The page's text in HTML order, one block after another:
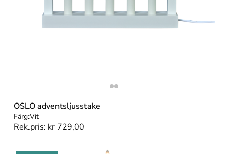
OSLO adventsljusstake
Färg:Vit
Rek.pris: kr 729,00